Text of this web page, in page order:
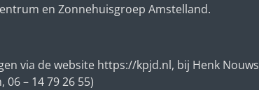
en Zonnehuisgroep Amstelland.
via de website https://kpjd.nl, bij Henk Nouws
06– 14 79 26 55)